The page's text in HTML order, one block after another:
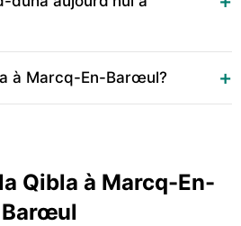
à Marcq-En-Barœul?
Qibla à Marcq-En-
Barœul